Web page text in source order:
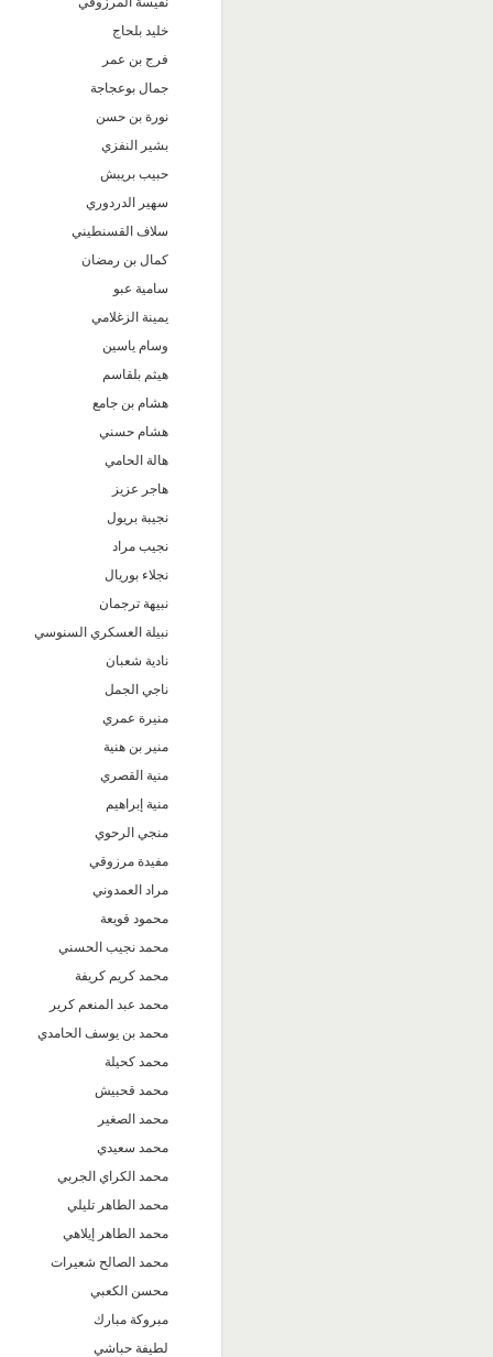
خليد بلحاج
فرج بن عمر
جمال بوعجاجة
نورة بن حسن
بشير النفزي
حبيب بريبش
سهير الدردوري
سلاف القسنطيني
كمال بن رمضان
سامية عبو
يمينة الزغلامي
وسام ياسين
هيثم بلقاسم
هشام بن جامع
هشام حسني
هالة الحامي
هاجر عزيز
نجيبة بريول
نجيب مراد
نجلاء بوريال
نبيهة ترجمان
نبيلة العسكري السنوسي
نادية شعبان
ناجي الجمل
منيرة عمري
منير بن هنية
منية القصري
منية إبراهيم
منجي الرحوي
مفيدة مرزوقي
مراد العمدوني
محمود قويعة
محمد نجيب الحسني
محمد كريم كريفة
محمد عبد المنعم كرير
محمد بن يوسف الحامدي
محمد كحيلة
محمد قحبيش
محمد الصغير
محمد سعيدي
محمد الكراي الجربي
محمد الطاهر تليلي
محمد الطاهر إيلاهي
محمد الصالح شعيرات
محسن الكعبي
مبروكة مبارك
لطيفة حباشي